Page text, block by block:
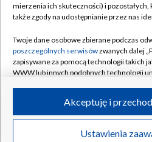
Naziemna Telewizja Cyfrowa
Rada Programowa
System NOS
Informacje o nadawcy
Program dla prasy
©2026 Telewizja
mierzenia ich skuteczności) i
także zgody na udostępnianie przez nas
Twoje dane osobowe zbierane podczas
poszczególnych serwisówzwanych dalej
zapisywane za pomocą technologii takich
WWW lub innych podobnych technologii
ruchu w Internecie.
Twoje dane osobowe zbierane podczas
poszczególnych serwisówna Portalu, takie
Ustawienia
Akceptuję i